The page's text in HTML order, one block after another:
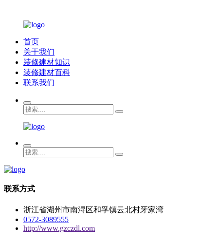
首页
关于我们
装修建材知识
装修建材百科
联系我们
联系方式
浙江省湖州市南浔区和孚镇云北村牙家湾
0572-3089555
http://www.gzczdl.com